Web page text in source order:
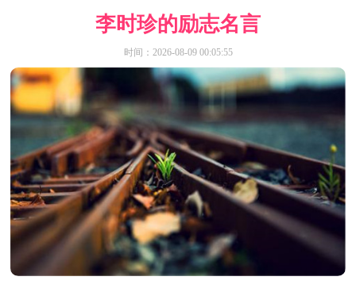
李时珍的励志名言
时间：2026-08-09 00:05:55